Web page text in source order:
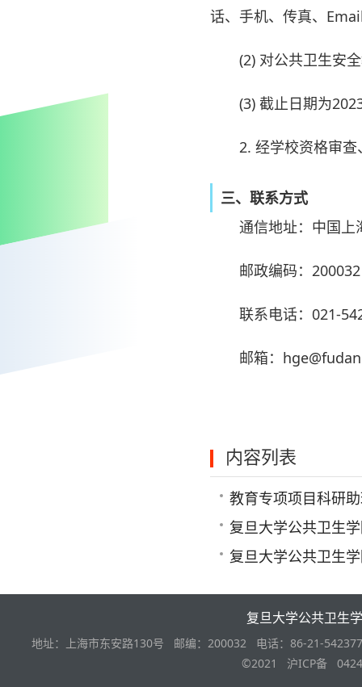
话、手机、传真、
(2) 对公共卫生安
(3) 截止日期为
2. 经学校资格审
三、联系方式
通信地址：中国上
邮政编码：
联系电话：021-
邮箱：
内容列表
教育专项项目科研
复旦大学公共卫生
复旦大学公共卫生
复旦大学公共卫生
地址：上海市东安路130号 邮编：200032 电话：86-21-
©2021 沪ICP备